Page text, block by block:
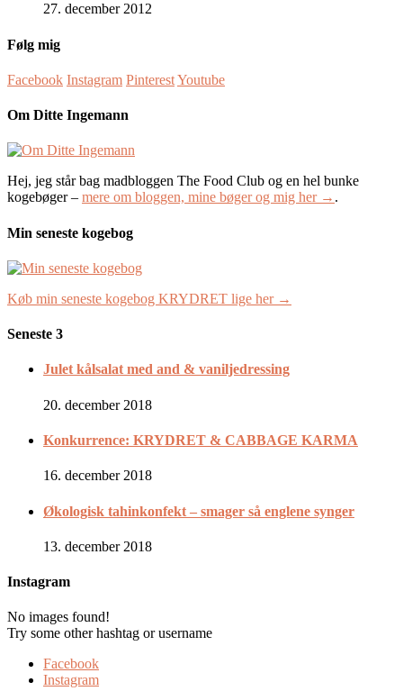
27. december 2012
Følg mig
Facebook Instagram PinterestYoutube
Om Ditte Ingemann
Hej, jeg står bag madbloggen The Food Club og en hel bunke
kogebøger – mere om bloggen, mine bøger og mig her → .
Min seneste kogebog
Køb min seneste kogebog KRYDRET lige her →
Seneste 3
Julet kålsalat med and & vaniljedressing
20. december 2018
Konkurrence: KRYDRET & CABBAGE KARMA
16. december 2018
Økologisk tahinkonfekt – smager så englene synger
13. december 2018
Instagram
No images found!
Try some other hashtag or username
Facebook
Instagram